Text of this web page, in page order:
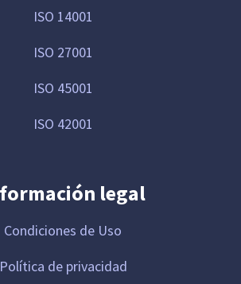
ISO 14001
ISO 27001
ISO 45001
ISO 42001
legal
Condiciones de Uso
Política de privacidad